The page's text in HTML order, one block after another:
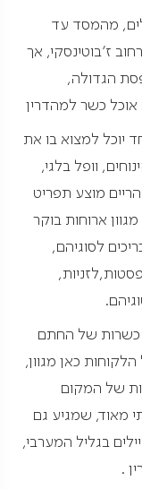
מהמסד עד
ז'בוטינסקי, אך
הגדולה,
כשר למהדרין
יוכל למצוא בו את
וופל בלגי,
מוצע תפריט
ארוחות בוקר
לסוגיהם,
כשרות של החתם
כאן מגוון,
של המקום
מאוד, שמגיע גם
בגליל המערבי,
.